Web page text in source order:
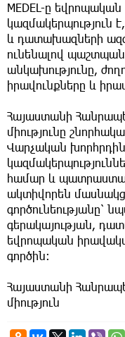
MEDEL-ը
կազմակերպություն
և դատախազների
ունենալով
անկախությունը,
իրավունքները և
Հայաստանի
միությունը
Վարչական
համար և
ակտիվորեն
գործունեությանը՝
գերակայության,
եվրոպական
գործին։
Հայաստանի
միություն